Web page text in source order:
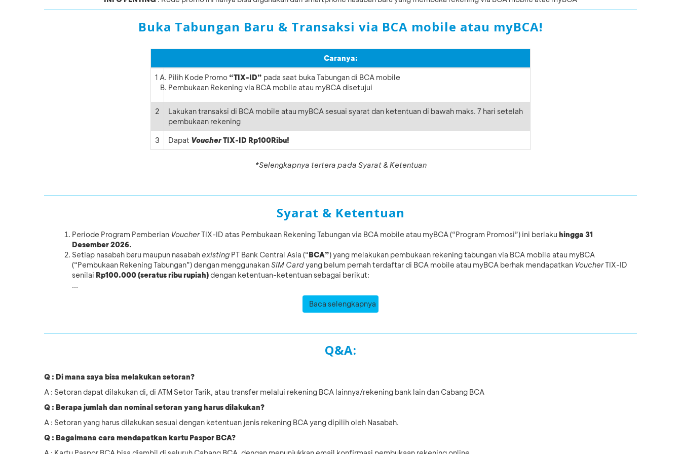
Buka Tabungan Baru & Transaksi via BCA mobile atau myBCA!
Caranya:
1
Pilih Kode Promo “TIX-ID” pada saat buka Tabungan di BCA mobile
Pembukaan Rekening via BCA mobile atau myBCA disetujui
2
Lakukan transaksi di BCA mobile atau myBCA sesuai syarat dan ketentuan di bawah maks. 7 hari setelah
pembukaan rekening
3
Dapat VoucherTIX-ID Rp100Ribu!
*Selengkapnya tertera pada Syarat & Ketentuan
Syarat & Ketentuan
Periode Program Pemberian VoucherTIX-ID atas Pembukaan Rekening Tabungan via BCA mobile atau myBCA (“Program Promosi”) ini berlaku hingga 31
Desember 2026.
Setiap nasabah baru maupun nasabahexisting PT Bank Central Asia (“BCA”) yang melakukan pembukaan rekening tabungan via BCA mobile atau myBCA
(“Pembukaan Rekening Tabungan”) dengan menggunakanSIM Cardyang belum pernah terdaftar di BCA mobile atau myBCA berhak mendapatkan VoucherTIX-ID
senilai Rp100.000 (seratus ribu rupiah) dengan ketentuan-ketentuan sebagai berikut:
...
Baca selengkapnya
Q&A:
Q : Di mana saya bisa melakukan setoran?
A : Setoran dapat dilakukan di, di ATM Setor Tarik, atau transfer melalui rekening BCA lainnya/rekening bank lain dan Cabang BCA
Q : Berapa jumlah dan nominal setoran yang harus dilakukan?
A : Setoran yang harus dilakukan sesuai dengan ketentuan jenis rekening BCA yang dipilih oleh Nasabah.
Q : Bagaimana cara mendapatkan kartu Paspor BCA?